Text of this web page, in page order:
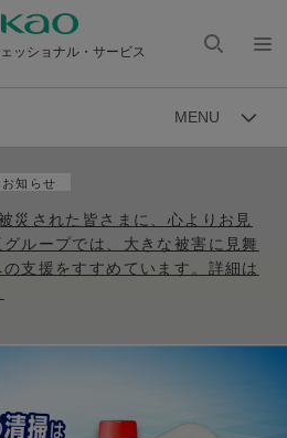
ッショナル・サービス
く
MENU
知らせ
災された皆さまに、心よりお見
ループでは、大きな被害に見舞
支援をすすめています。詳細は